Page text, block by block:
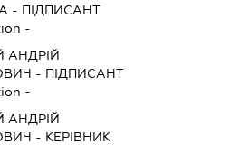
- ПІДПИСАНТ
-
АНДРІЙ
- ПІДПИСАНТ
-
АНДРІЙ
- КЕРІВНИК